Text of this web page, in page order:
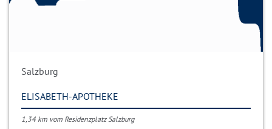
Salzburg
ELISABETH-APOTHEKE
1,34 km vom Residenzplatz Salzburg